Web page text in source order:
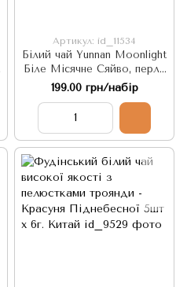
Артикул: id_11534
Білий чай Yunnan Moonlight
Біле Місячне Сяйво, перли
дракона 5шт по 6г, Китай
199.00 грн/набір